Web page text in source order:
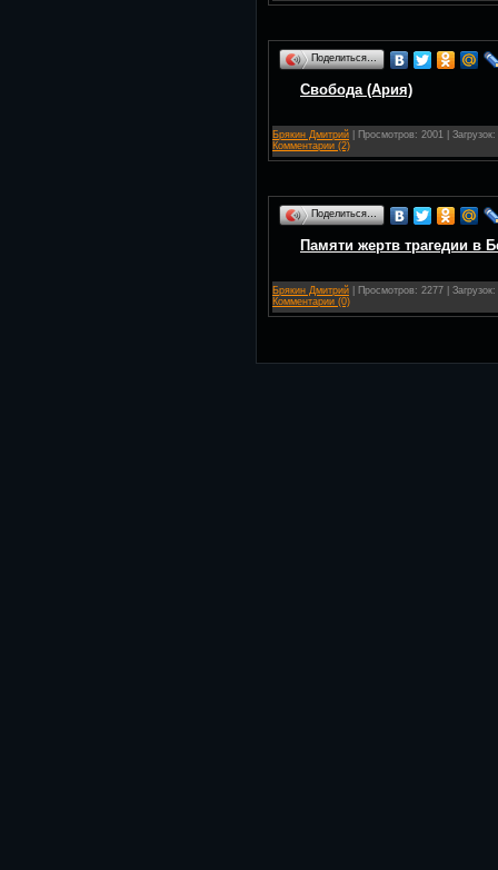
Поделиться…
Свобода (Ария)
Брякин Дмитрий | Просмотров: 2001 |
Комментарии (2)
Поделиться…
Памяти жертв трагедии в
Брякин Дмитрий | Просмотров: 2277 |
Комментарии (0)